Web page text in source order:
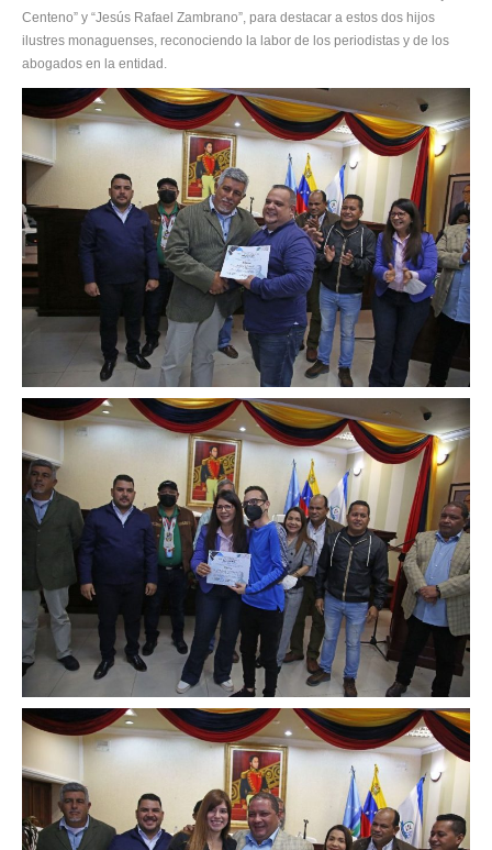
Centeno” y “Jesús Rafael Zambrano”, para destacar a estos dos hijos
ilustres monaguenses, reconociendo la labor de los periodistas y de los
abogados en la entidad.